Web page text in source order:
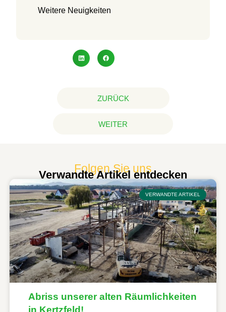
Weitere Neuigkeiten
ZURÜCK
WEITER
Folgen Sie uns
Verwandte Artikel entdecken
VERWANDTE ARTIKEL
Abriss unserer alten Räumlichkeiten
in Kertzfeld!